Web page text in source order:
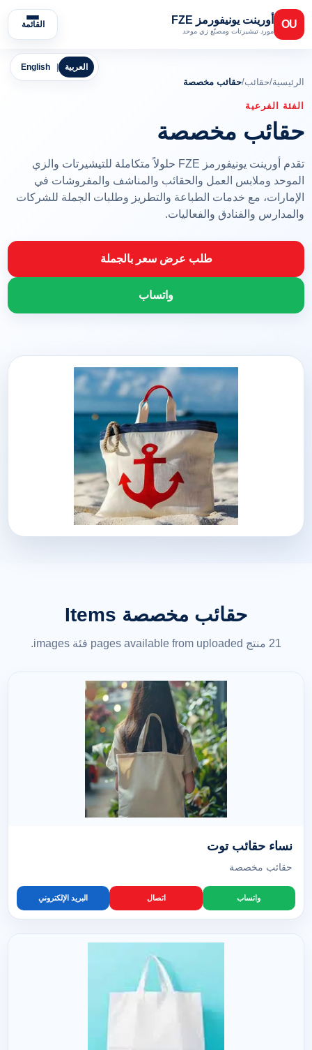
OU أورينت يونيفورمز FZE
مورد تيشيرتات ومصنّع زي موحد
القائمة
English العربية
الرئيسية/حقائب/حقائب مخصصة
الفئة الفرعية
حقائب مخصصة
تقدم أورينت يونيفورمز FZE حلولاً متكاملة للتيشيرتات والزي
الموحد وملابس العمل والحقائب والمناشف والمفروشات في
الإمارات، مع خدمات الطباعة والتطريز وطلبات الجملة للشركات
والمدارس والفنادق والفعاليات.
طلب عرض سعر بالجملة
واتساب
حقائب مخصصة Items
21 منتج pages available from uploaded فئة images.
نساء حقائب توت
حقائب مخصصة
واتساب اتصال البريد الإلكتروني